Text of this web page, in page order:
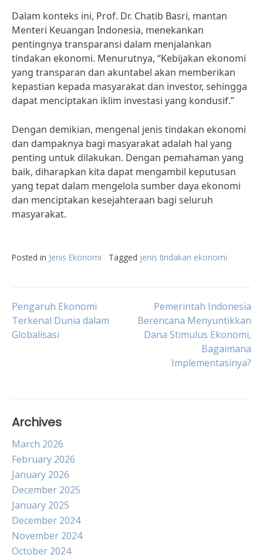
Dalam konteks ini, Prof. Dr. Chatib Basri, mantan
Menteri Keuangan Indonesia, menekankan
pentingnya transparansi dalam menjalankan
tindakan ekonomi. Menurutnya, “Kebijakan ekonomi
yang transparan dan akuntabel akan memberikan
kepastian kepada masyarakat dan investor, sehingga
dapat menciptakan iklim investasi yang kondusif.”
Dengan demikian, mengenal jenis tindakan ekonomi
dan dampaknya bagi masyarakat adalah hal yang
penting untuk dilakukan. Dengan pemahaman yang
baik, diharapkan kita dapat mengambil keputusan
yang tepat dalam mengelola sumber daya ekonomi
dan menciptakan kesejahteraan bagi seluruh
masyarakat.
Posted in Jenis Ekonomi Tagged jenis tindakan ekonomi
Post
navigation
Pengaruh Ekonomi
Terkenal Dunia dalam
Globalisasi
Pemerintah Indonesia
Berencana Menyuntikkan
Dana Stimulus Ekonomi,
Bagaimana
Implementasinya?
Archives
March 2026
February 2026
January 2026
December 2025
January 2025
December 2024
November 2024
October 2024